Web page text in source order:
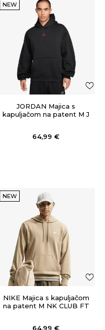
NEW
JORDAN Majica s
kapuljačom na patent M J
64,99 €
NEW
NIKE Majica s kapuljačom
na patent M NK CLUB FT
64,99 €